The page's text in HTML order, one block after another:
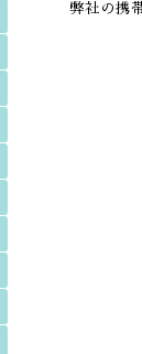
弊社の携